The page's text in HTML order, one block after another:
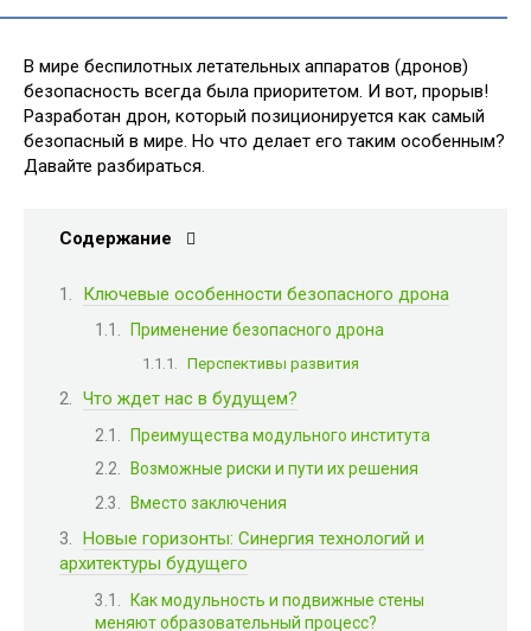
В мире беспилотных летательных аппаратов (дронов)
безопасность всегда была приоритетом. И вот, прорыв!
Разработан дрон, который позиционируется как самый
безопасный в мире. Но что делает его таким особенным?
Давайте разбираться.
Содержание
Ключевые особенности безопасного дрона
Применение безопасного дрона
Перспективы развития
Что ждет нас в будущем?
Преимущества модульного института
Возможные риски и пути их решения
Вместо заключения
Новые горизонты: Синергия технологий и
архитектуры будущего
Как модульность и подвижные стены
меняют образовательный процесс?